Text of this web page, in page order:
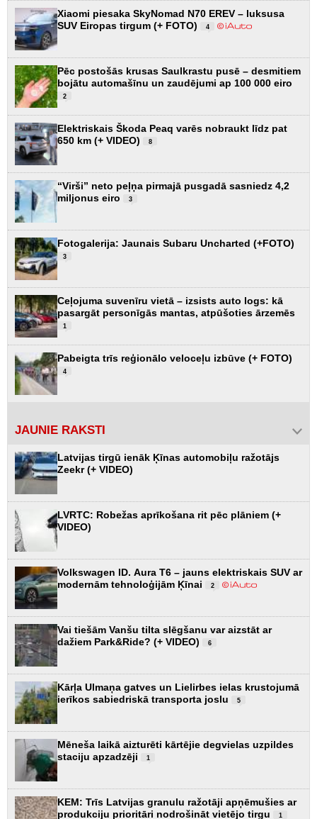
Xiaomi piesaka SkyNomad N70 EREV – luksusa
SUV Eiropas tirgum (+ FOTO)
4
Pēc postošās krusas Saulkrastu pusē – desmitiem
bojātu automašīnu un zaudējumi ap 100 000 eiro
2
Elektriskais Škoda Peaq varēs nobraukt līdz pat
650 km (+ VIDEO)
8
“Virši” neto peļņa pirmajā pusgadā sasniedz 4,2
miljonus eiro
3
Fotogalerija: Jaunais Subaru Uncharted (+FOTO)
3
Ceļojuma suvenīru vietā – izsists auto logs: kā
pasargāt personīgās mantas, atpūšoties ārzemēs
1
Pabeigta trīs reģionālo veloceļu izbūve (+ FOTO)
4
JAUNIE RAKSTI
Latvijas tirgū ienāk Ķīnas automobiļu ražotājs
Zeekr (+ VIDEO)
LVRTC: Robežas aprīkošana rit pēc plāniem (+
VIDEO)
Volkswagen ID. Aura T6 – jauns elektriskais SUV ar
modernām tehnoloģijām Ķīnai
2
Vai tiešām Vanšu tilta slēgšanu var aizstāt ar
dažiem Park&Ride? (+ VIDEO)
6
Kārļa Ulmaņa gatves un Lielirbes ielas krustojumā
ierīkos sabiedriskā transporta joslu
5
Mēneša laikā aizturēti kārtējie degvielas uzpildes
staciju apzadzēji
1
KEM: Trīs Latvijas granulu ražotāji apņēmušies ar
produkciju prioritāri nodrošināt vietējo tirgu
1